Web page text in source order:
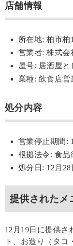
店舗情報
所在地: 柏市柏
営業者: 株式会
屋号: 居酒屋と
業種: 飲食店営
処分内容
営業停止期間:
根拠法令: 食品
処分日: 12月28
提供されたメ
12月19日に提供さ
ト、お造り（タ